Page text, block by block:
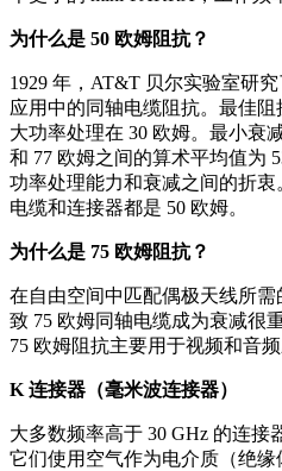
为什么是 50 欧姆阻抗？
1929 年，AT&T 贝尔实验室研
应用中的同轴电缆阻抗。最佳
大功率处理在 30 欧姆。最小衰
和 77 欧姆之间的算术平均值为
功率处理能力和衰减之间的折
电缆和连接器都是 50 欧姆。
为什么是 75 欧姆阻抗？
在自由空间中匹配偶极天线所
致 75 欧姆同轴电缆成为衰减很
75 欧姆阻抗主要用于视频和音频
K 连接器（毫米波连接器）
大多数频率高于 30 GHz 的连接
它们使用空气作为电介质（绝